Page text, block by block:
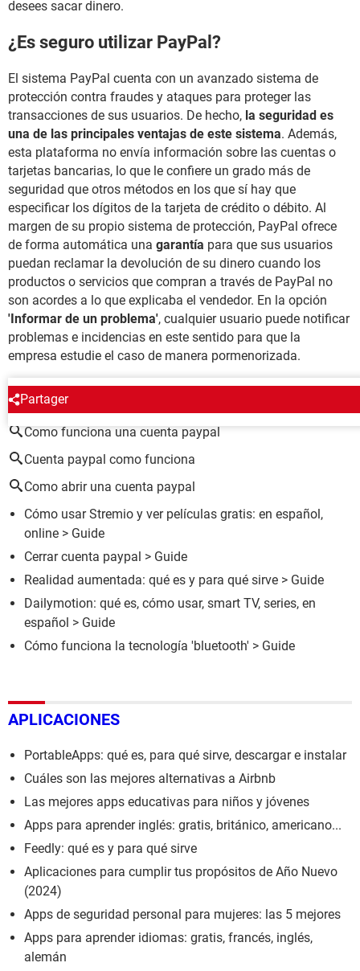
desees sacar dinero.
¿Es seguro utilizar PayPal?
El sistema PayPal cuenta con un avanzado sistema de
protección contra fraudes y ataques para proteger las
transacciones de sus usuarios. De hecho, la seguridad es
una de las principales ventajas de este sistema. Además,
esta plataforma no envía información sobre las cuentas o
tarjetas bancarias, lo que le confiere un grado más de
seguridad que otros métodos en los que sí hay que
especificar los dígitos de la tarjeta de crédito o débito. Al
margen de su propio sistema de protección, PayPal ofrece
de forma automática una garantía para que sus usuarios
puedan reclamar la devolución de su dinero cuando los
productos o servicios que compran a través de PayPal no
son acordes a lo que explicaba el vendedor. En la opción
'Informar de un problema', cualquier usuario puede notificar
problemas e incidencias en este sentido para que la
empresa estudie el caso de manera pormenorizada.
Partager
ALREDEDOR DEL MISMO TEMA
Como funciona una cuenta paypal
Cuenta paypal como funciona
Como abrir una cuenta paypal
Cómo usar Stremio y ver películas gratis: en español,
online > Guide
Cerrar cuenta paypal > Guide
Realidad aumentada: qué es y para qué sirve > Guide
Dailymotion: qué es, cómo usar, smart TV, series, en
español > Guide
Cómo funciona la tecnología 'bluetooth' > Guide
APLICACIONES
PortableApps: qué es, para qué sirve, descargar e instalar
Cuáles son las mejores alternativas a Airbnb
Las mejores apps educativas para niños y jóvenes
Apps para aprender inglés: gratis, británico, americano...
Feedly: qué es y para qué sirve
Aplicaciones para cumplir tus propósitos de Año Nuevo
(2024)
Apps de seguridad personal para mujeres: las 5 mejores
Apps para aprender idiomas: gratis, francés, inglés,
alemán